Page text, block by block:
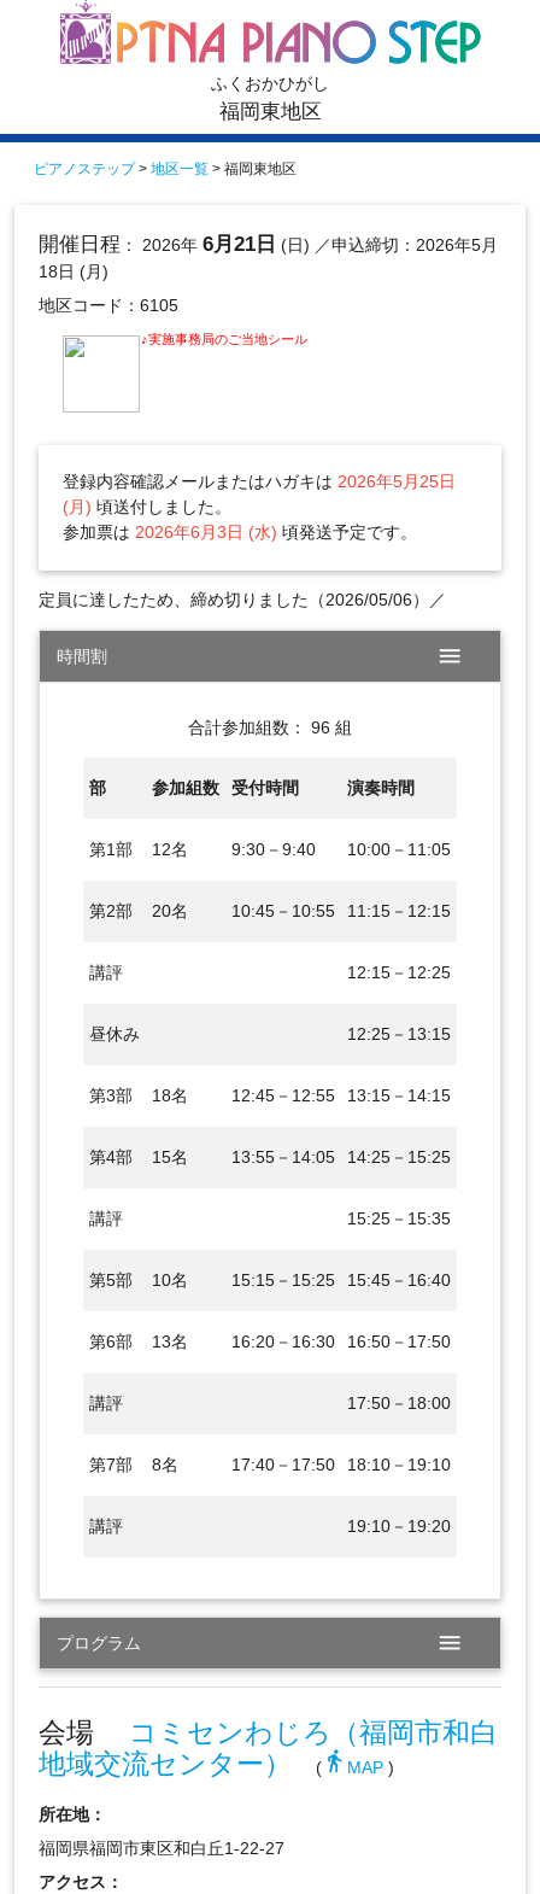
ふくおかひがし
福岡東地区
ピアノステップ> 地区一覧 > 福岡東地区
開催日程 ： 2026年 6月21日 (日) ／申込締切：2026年5月
18日 (月)
地区コード：6105
♪実施事務局のご当地シール
登録内容確認メールまたはハガキは 2026年5月25日
(月) 頃送付しました。
参加票は 2026年6月3日 (水) 頃発送予定です。
定員に達したため、締め切りました（2026/05/06）／
時間割 menu
合計参加組数： 96 組
部 参加組数 受付時間 演奏時間
第1部 12名 9:30－9:40 10:00－11:05
第2部 20名 10:45－10:55 11:15－12:15
講評 12:15－12:25
昼休み 12:25－13:15
第3部 18名 12:45－12:55 13:15－14:15
第4部 15名 13:55－14:05 14:25－15:25
講評 15:25－15:35
第5部 10名 15:15－15:25 15:45－16:40
第6部 13名 16:20－16:30 16:50－17:50
講評 17:50－18:00
第7部 8名 17:40－17:50 18:10－19:10
講評 19:10－19:20
プログラム menu
会場
コミセンわじろ（福岡市和白
地域交流センター）
(directions_walk MAP)
所在地：
福岡県福岡市東区和白丘1-22-27
アクセス：